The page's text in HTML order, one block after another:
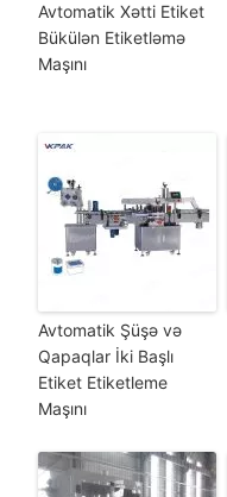
Avtomatik Xətti Etiket
Bükülən Etiketləmə
Maşını
Avtomatik Şüşə və
Qapaqlar İki Başlı
Etiket Etiketleme
Maşını